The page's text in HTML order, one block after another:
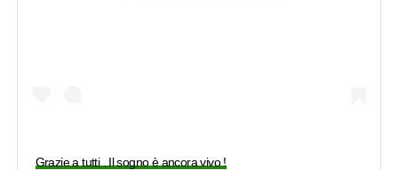
Grazie a tutti . Il sogno è ancora vivo !